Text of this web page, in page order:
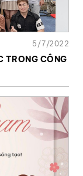
5/7/2022
TRONG CÔNG